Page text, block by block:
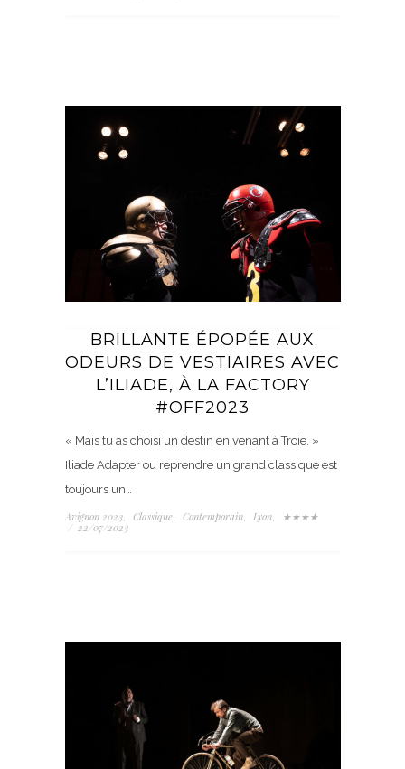
BRILLANTE ÉPOPÉE AUX
ODEURS DE VESTIAIRES AVEC
L’ILIADE, À LA FACTORY
#OFF2023
« Mais tu as choisi un destin en venant à Troie. »
Iliade Adapter ou reprendre un grand classique est
toujours un…
Avignon 2023, Classique, Contemporain, Lyon,
★★★★
/ 22/07/2023